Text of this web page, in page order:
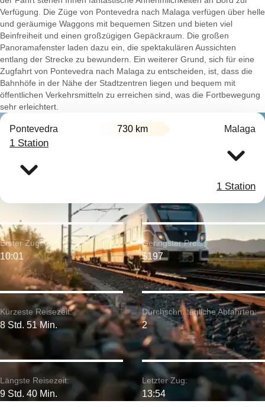
Verfügung. Die Züge von Pontevedra nach Malaga verfügen über helle
und geräumige Waggons mit bequemen Sitzen und bieten viel
Beinfreiheit und einen großzügigen Gepäckraum. Die großen
Panoramafenster laden dazu ein, die spektakulären Aussichten
entlang der Strecke zu bewundern. Ein weiterer Grund, sich für eine
Zugfahrt von Pontevedra nach Malaga zu entscheiden, ist, dass die
Bahnhöfe in der Nähe der Stadtzentren liegen und bequem mit
öffentlichen Verkehrsmitteln zu erreichen sind, was die Fortbewegung
sehr erleichtert.
Pontevedra 730 km Malaga
1 Station
1 Station
Kürzeste Reisezeit:
8 Std. 51 Min.
Erster Zug:
10:01
Längste Reisezeit:
9 Std. 40 Min.
Geringster Preis:
$197
Durchschn. tägliche Abfahrten:
2
Letzter Zug:
13:54